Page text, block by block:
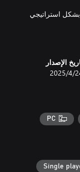
استراتيجي
واغز، وارتقِ
معاً في وضع
ولتعزيز
الإصدار
24‏/
PC
Single